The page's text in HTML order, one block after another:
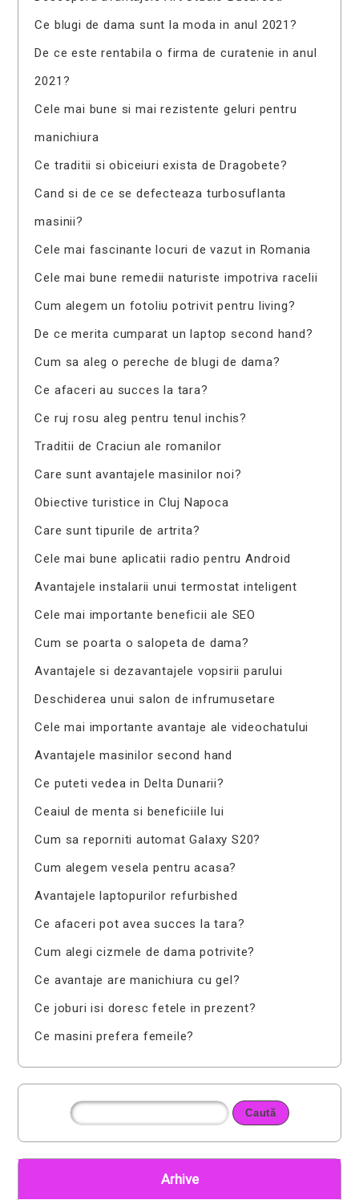
Ce blugi de dama sunt la moda in anul 2021?
De ce este rentabila o firma de curatenie in anul
2021?
Cele mai bune si mai rezistente geluri pentru
manichiura
Ce traditii si obiceiuri exista de Dragobete?
Cand si de ce se defecteaza turbosuflanta
masinii?
Cele mai fascinante locuri de vazut in Romania
Cele mai bune remedii naturiste impotriva racelii
Cum alegem un fotoliu potrivit pentru living?
De ce merita cumparat un laptop second hand?
Cum sa aleg o pereche de blugi de dama?
Ce afaceri au succes la tara?
Ce ruj rosu aleg pentru tenul inchis?
Traditii de Craciun ale romanilor
Care sunt avantajele masinilor noi?
Obiective turistice in Cluj Napoca
Care sunt tipurile de artrita?
Cele mai bune aplicatii radio pentru Android
Avantajele instalarii unui termostat inteligent
Cele mai importante beneficii ale SEO
Cum se poarta o salopeta de dama?
Avantajele si dezavantajele vopsirii parului
Deschiderea unui salon de infrumusetare
Cele mai importante avantaje ale videochatului
Avantajele masinilor second hand
Ce puteti vedea in Delta Dunarii?
Ceaiul de menta si beneficiile lui
Cum sa reporniti automat Galaxy S20?
Cum alegem vesela pentru acasa?
Avantajele laptopurilor refurbished
Ce afaceri pot avea succes la tara?
Cum alegi cizmele de dama potrivite?
Ce avantaje are manichiura cu gel?
Ce joburi isi doresc fetele in prezent?
Ce masini prefera femeile?
Arhive